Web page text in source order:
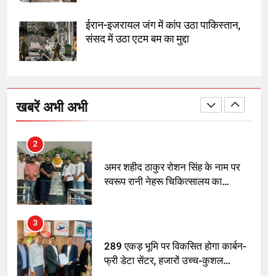
ईरान-इजरायल जंग में कांप उठा पाकिस्तान,
संसद में उठा एटम बम का मुद्दा
खबरें अभी अभी
दिल्ली कोर्ट ने IRCTC घोटाले में आरोप
तय किए
SRN अस्पताल का नाम अमर शहीद ठाकुर
रोशन सिंह के नाम पर करने की मांग तेज
2
अमर शहीद ठाकुर रोशन सिंह के नाम पर
स्वरूप रानी नेहरू चिकित्सालय का
3
289 एकड़ भूमि पर विकसित होगा कार्बन-
फ्री डेटा सेंटर, हजारों उच्च-कुशल